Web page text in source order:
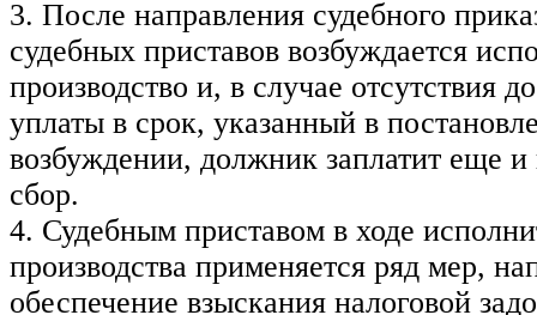
3. После направления судебного
судебных приставов возбуждается
производство и, в случае отсутствия
уплаты в срок, указанный в
возбуждении, должник заплатит еще и
сбор.
4. Судебным приставом в ходе
производства применяется ряд мер,
обеспечение взыскания налоговой